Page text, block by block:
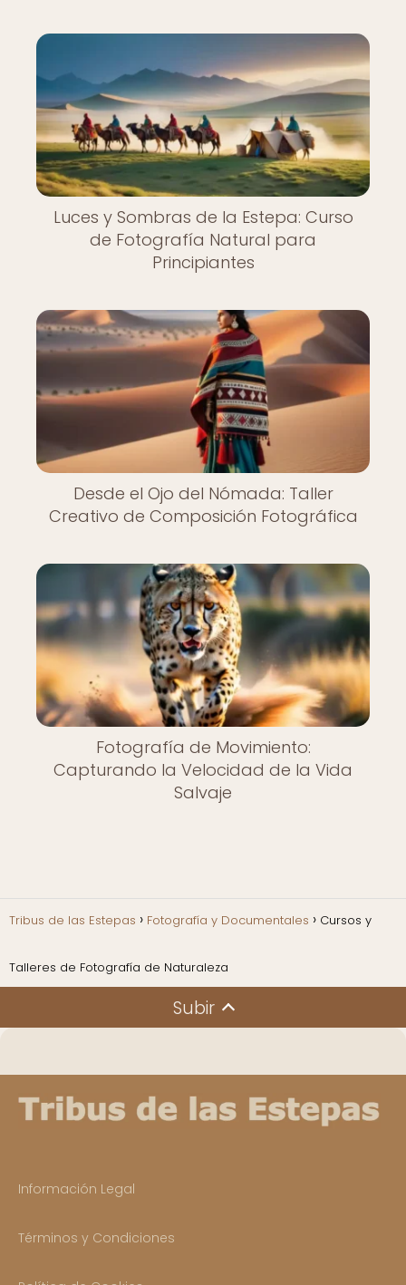
Luces y Sombras de la Estepa: Curso
de Fotografía Natural para
Principiantes
Desde el Ojo del Nómada: Taller
Creativo de Composición Fotográfica
Fotografía de Movimiento:
Capturando la Velocidad de la Vida
Salvaje
Tribus de las Estepas Fotografía y Documentales Cursos y
Talleres de Fotografía de Naturaleza
Subir
Información Legal
Términos y Condiciones